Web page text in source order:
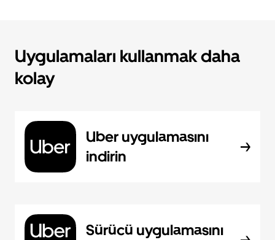
Uygulamaları kullanmak daha
kolay
Uber uygulamasını
indirin
Sürücü uygulamasını